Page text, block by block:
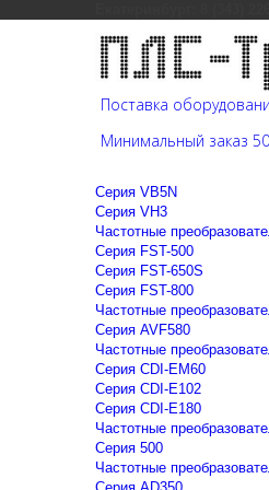
Поставка
Минимальный заказ
Cерия VB5N
Cерия VH3
Частотные
Серия FST-500
Серия FST-650S
Серия FST-800
Частотные
Серия AVF580
Частотные
Серия CDI-EM60
Серия CDI-E102
Серия CDI-E180
Частотные
Серия 500
Частотные